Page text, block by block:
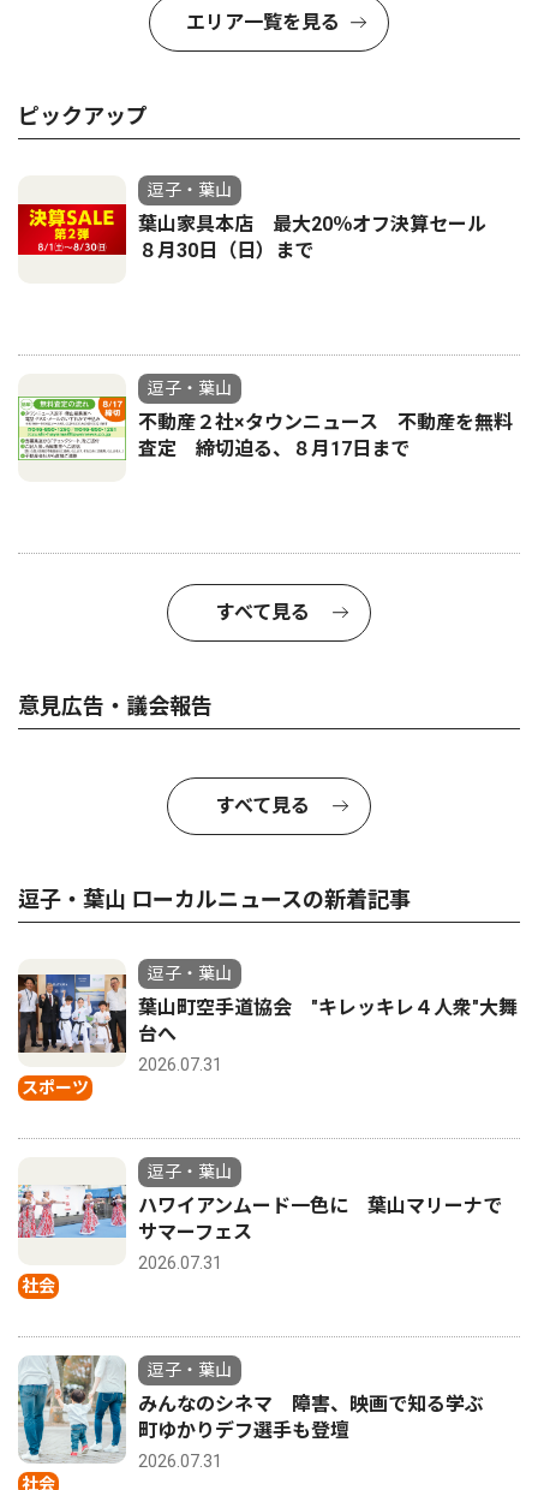
エリア一覧を見る
ピックアップ
逗子・葉山
葉山家具本店 最大20％オフ決算セール
８月30日（日）まで
逗子・葉山
不動産２社×タウンニュース 不動産を無料
査定 締切迫る、８月17日まで
すべて見る
意見広告・議会報告
すべて見る
逗子・葉山 ローカルニュースの新着記事
スポーツ
逗子・葉山
葉山町空手道協会 "キレッキレ４人衆"大舞
台へ
2026.07.31
社会
逗子・葉山
ハワイアンムード一色に 葉山マリーナで
サマーフェス
2026.07.31
社会
逗子・葉山
みんなのシネマ 障害、映画で知る学ぶ
町ゆかりデフ選手も登壇
2026.07.31